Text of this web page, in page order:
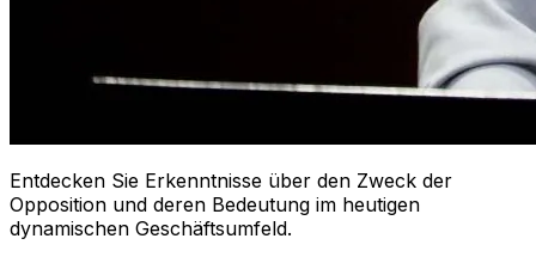
Entdecken Sie Erkenntnisse über den Zweck der
Opposition und deren Bedeutung im heutigen
dynamischen Geschäftsumfeld.